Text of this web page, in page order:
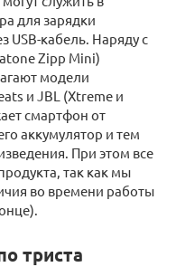
для зарядки
USB-кабель. Наряду с
Zipp Mini)
модели
и JBL (Xtreme и
смартфон от
аккумулятор и тем
При этом все
так как мы
во времени работы
триста